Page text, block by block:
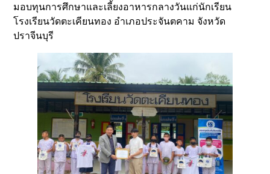
มอบทุนการศึกษาและเลี้ยงอาหารกลางวันแก่นักเรียน
โรงเรียนวัดตะเคียนทอง อำเภอประจันตคาม จังหวัด
ปราจีนบุรี